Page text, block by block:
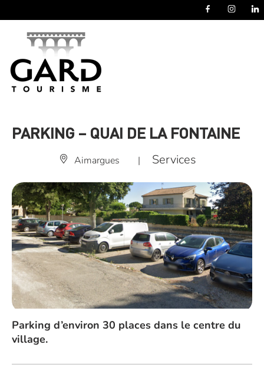
PARKING – QUAI DE LA FONTAINE
Aimargues | Services
Parking d’environ 30 places dans le centre du
village.